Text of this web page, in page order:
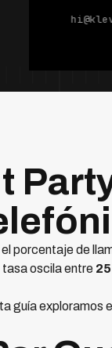
porcentaje de
oscila entre
guía exploramos